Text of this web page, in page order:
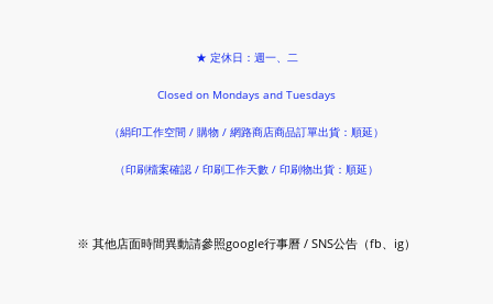
★ 定休日：週一、二
Closed on Mondays and Tuesdays
（絹印工作空間 / 購物 / 網路商店商品訂單出貨：順延）
（印刷檔案確認 / 印刷工作天數 / 印刷物出貨：順延）
※ 其他店面時間異動請參照google行事曆 / SNS公告（fb、ig）